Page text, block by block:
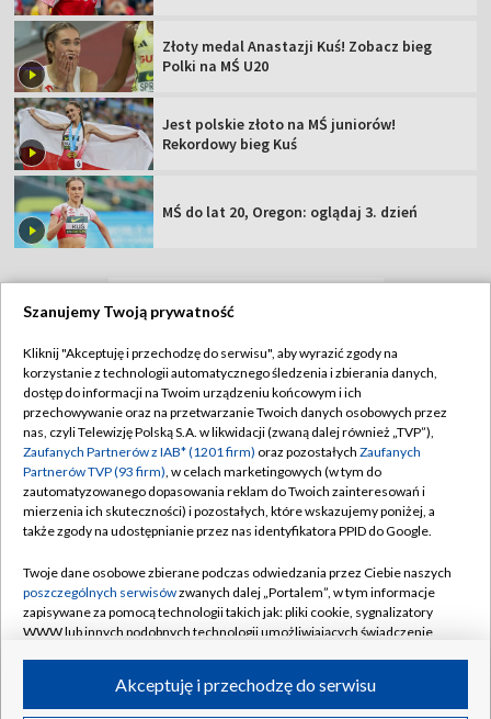
Złoty medal Anastazji Kuś! Zobacz bieg
Polki na MŚ U20
Jest polskie złoto na MŚ juniorów!
Rekordowy bieg Kuś
MŚ do lat 20, Oregon: oglądaj 3. dzień
Abonament TVP
Sklep TVP
Biuro Reklamy
Oferta Handlowa
Telegazeta ogłoszenia
Rada Programowa
Ogłoszenia przetargowe
Akademia Telewizyjna
Informacje o nadawcy
Regulamin TVP
Polityka prywatności
Moje zgody
Biuro reklamy
Kontakt
Kanały
©2026 Telewizja Polska Spółka Akcyjna w likwidacji
Szanujemy Twoją prywatność
Kliknij "Akceptuję i przechodzę do serwisu", aby wyrazić zgody na
korzystanie z technologii automatycznego śledzenia i zbierania danych,
dostęp do informacji na Twoim urządzeniu końcowym i ich
przechowywanie oraz na przetwarzanie Twoich danych osobowych przez
nas, czyli Telewizję Polską S.A. w likwidacji (zwaną dalej również „TVP”),
Zaufanych Partnerów z IAB* (1201 firm) oraz pozostałych Zaufanych
Partnerów TVP (93 firm), w celach marketingowych (w tym do
zautomatyzowanego dopasowania reklam do Twoich zainteresowań i
mierzenia ich skuteczności) i pozostałych, które wskazujemy poniżej, a
także zgody na udostępnianie przez nas identyfikatora PPID do Google.
Twoje dane osobowe zbierane podczas odwiedzania przez Ciebie naszych
poszczególnych serwisówzwanych dalej „Portalem”, w tym informacje
zapisywane za pomocą technologii takich jak: pliki cookie, sygnalizatory
WWW lub innych podobnych technologii umożliwiających świadczenie
ruchu w Internecie.Akceptuję i przechodzę do serwisu